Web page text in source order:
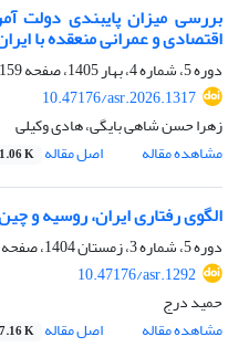
بررسی‌ میزان پایبندی دولت
اقتصادی و عمرانی منعقده با ایران (سال
دوره 5، شماره 4، بهار 1405، صفحه
159-188
10.47176/asr.2026.1317
زهرا حسن شاهی بایگی، هادی وکیلی
مشاهده مقاله
اصل مقاله K
الگوی رفتاری ایران، روسیه و
دوره 5، شماره 3، زمستان 1404، صفحه
10.47176/asr.1292
حمید درج
مشاهده مقاله
اصل مقاله K